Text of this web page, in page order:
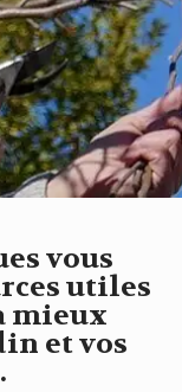
vous
utiles
mieux
et vos